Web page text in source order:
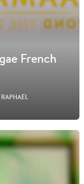
French
RAPHAËL